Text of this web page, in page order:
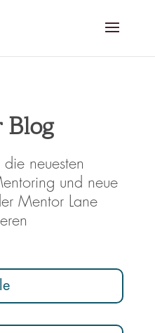
Blog
die neuesten
und neue
Mentor Lane